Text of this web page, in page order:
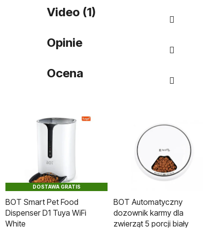
Video (1)
Opinie
Ocena
DOSTAWA GRATIS
BOT Smart Pet Food
Dispenser D1 Tuya WiFi
White
BOT Automatyczny
dozownik karmy dla
zwierząt 5 porcji biały